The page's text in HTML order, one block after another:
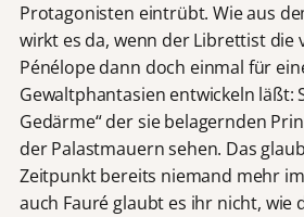
Protagonisten eintrübt. Wie aus
wirkt es da, wenn der Librettist
Pénélope dann doch einmal für
Gewaltphantasien entwickeln läßt:
Gedärme“ der sie belagernden
der Palastmauern sehen. Das
Zeitpunkt bereits niemand mehr
auch Fauré glaubt es ihr nicht, wie